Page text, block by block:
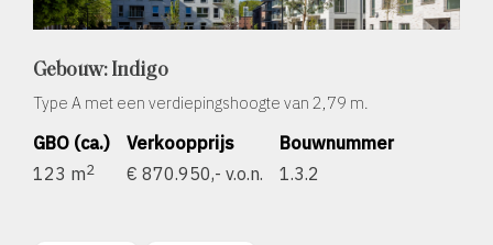
Gebouw: Indigo
Type A met een verdiepingshoogte van 2,79 m.
GBO (ca.)
123 m2
Verkoopprijs
€ 870.950,- v.o.n.
Bouwnummer
1.3.2